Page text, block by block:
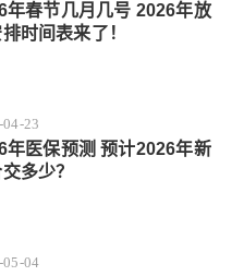
年春节几月几号 2026年放
时间表来了！
04-23
年医保预测 预计2026年新
多少？
05-04